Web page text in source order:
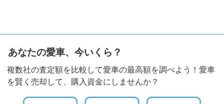
あなたの愛車、今いくら？
複数社の査定額を比較して愛車の最高額を調べよう！愛車
を賢く売却して、購入資金にしませんか？